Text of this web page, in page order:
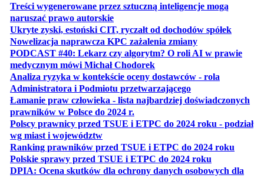
Treści wygenerowane przez sztuczną inteligencje mogą
naruszać prawo autorskieotwiera się w nowej karcie
Ukryte zyski, estoński CIT, ryczałt od dochodów spółekotwiera
Nowelizacja naprawcza KPC zażalenia zmianyotwiera się w
PODCAST #40: Lekarz czy algorytm? O roli AI w prawie
medycznym mówi Michał Chodorekotwiera się w nowej karcie
Analiza ryzyka w kontekście oceny dostawców - rola
Administratora i Podmiotu przetwarzającegootwiera się w
Łamanie praw człowieka - lista najbardziej doświadczonych
prawników w Polsce do 2024 r.
Polscy prawnicy przed TSUE i ETPC do 2024 roku - podział
wg miast i województwotwiera się w nowej karcie
Ranking prawników przed TSUE i ETPC do 2024 roku
Polskie sprawy przed TSUE i ETPC do 2024 roku
DPIA: Ocena skutków dla ochrony danych osobowych dla